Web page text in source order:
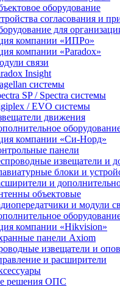
оборудование
согласования и
для
компании «ИПРо»
компании «Paradox»
связи
Insight
системы
SP / Spectra системы
/ EVO системы
движения
компании «Си-Норд»
панели
извещатели и
блоки и
и
объектовые
и модули
компании «Hikvision»
панели Axiom
извещатели и
и расширители
решения ОПС